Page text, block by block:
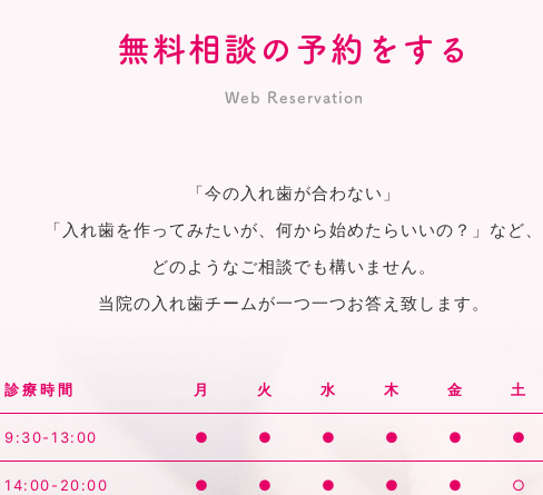
無料相談の予約をする
Web Reservation
「今の入れ歯が合わない」
「入れ歯を作ってみたいが、何から始めたらいいの？」など、
どのようなご相談でも構いません。
当院の入れ歯チームが一つ一つお答え致します。
診療時間 月 火 水 木 金 土
9:30-13:00 ● ● ● ● ● ●
14:00-20:00 ● ● ● ● ● ○